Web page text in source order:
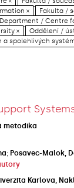
×
Fakulta /
/ Centre
×
Oddělení /
spolehlivých
metodika
; Posavec-Malok,
Karlova,